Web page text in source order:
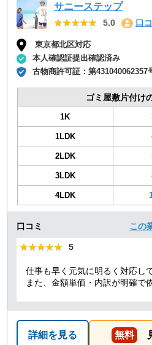
サニーステップ
★★★★★
★★★★★ 5.0 口
東京都北区対応
本人確認証提出確認済み
古物商許可証：第431040062357
ゴミ屋敷片付け
1K
1LDK
2LDK
3LDK
4LDK
口コミ この
★★★★★
★★★★★ 5
仕事も早く元気に明るく対応し
また、金額単価・内訳が明確で
詳細を見る 無料